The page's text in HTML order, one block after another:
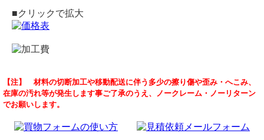
■クリックで拡大
耐食性、耐熱性、加工性などに優れたガルバリウム鋼板 （ア
ルミニウム亜鉛合金めっき・生地材） の希望寸法での切り売
りになります。
溶融亜鉛めっき鋼板（通称トタン板）の3～6倍の耐久力があ
ります。
ガルバリウム鋼板(GL鋼板)
材質
表面：アルミニウム亜鉛合金めっき・生地材
定尺
（ 2026/03/10 ）
ガルバリウム板
壁コーナー
サイズ縦、2600
曲がり、190×160
【注】 材料の切断加工や移動配送に伴う多少の擦り傷や歪み・へこみ、
在庫の汚れ等が発生します事ご了承のうえ、ノークレーム・ノーリターン
でお願いします。